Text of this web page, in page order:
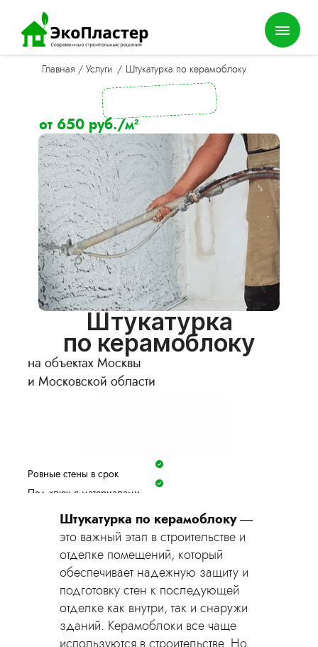
Главная / Услуги / Штукатурка по керамоблоку
от 650 руб./м²
Штукатурка
по керамоблоку
на объектах Москвы
и Московской области
Ровные стены в срок
Под ключ с материалами
Гарантия 2 года
Фиксируем цену в договоре
Оставить заявку
Штукатурка по керамоблоку—
это важный этап в строительстве и
отделке помещений, который
обеспечивает надежную защиту и
подготовку стен к последующей
отделке как внутри, так и снаружи
зданий. Керамоблоки все чаще